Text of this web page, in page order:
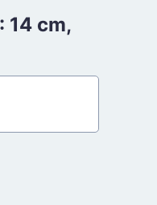
14 cm,